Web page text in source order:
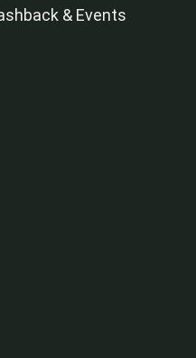
& Events